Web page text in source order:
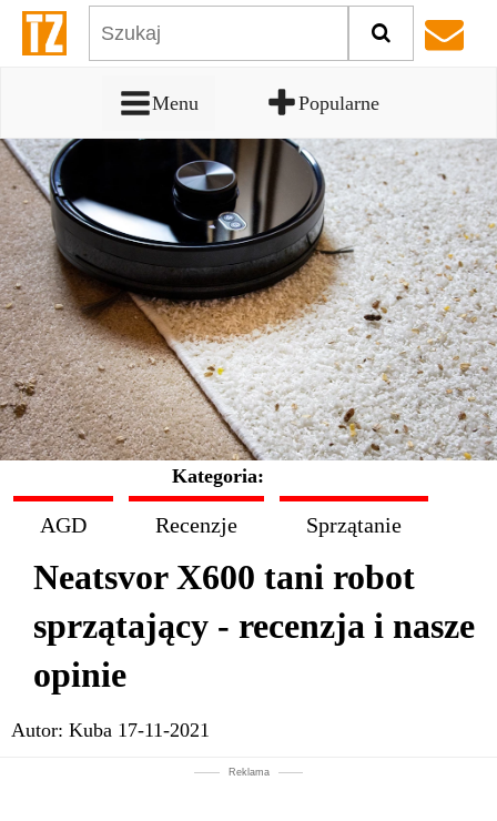
Menu Popularne
Kategoria:
AGD Recenzje Sprzątanie
Neatsvor X600 tani robot
sprzątający - recenzja i nasze
opinie
Autor: Kuba 17-11-2021
Reklama